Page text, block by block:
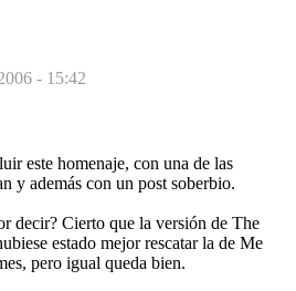
- 15:42
este homenaje, con una de las
y además con un post soberbio.
decir? Cierto que la versión de The
estado mejor rescatar la de Me
pero igual queda bien.